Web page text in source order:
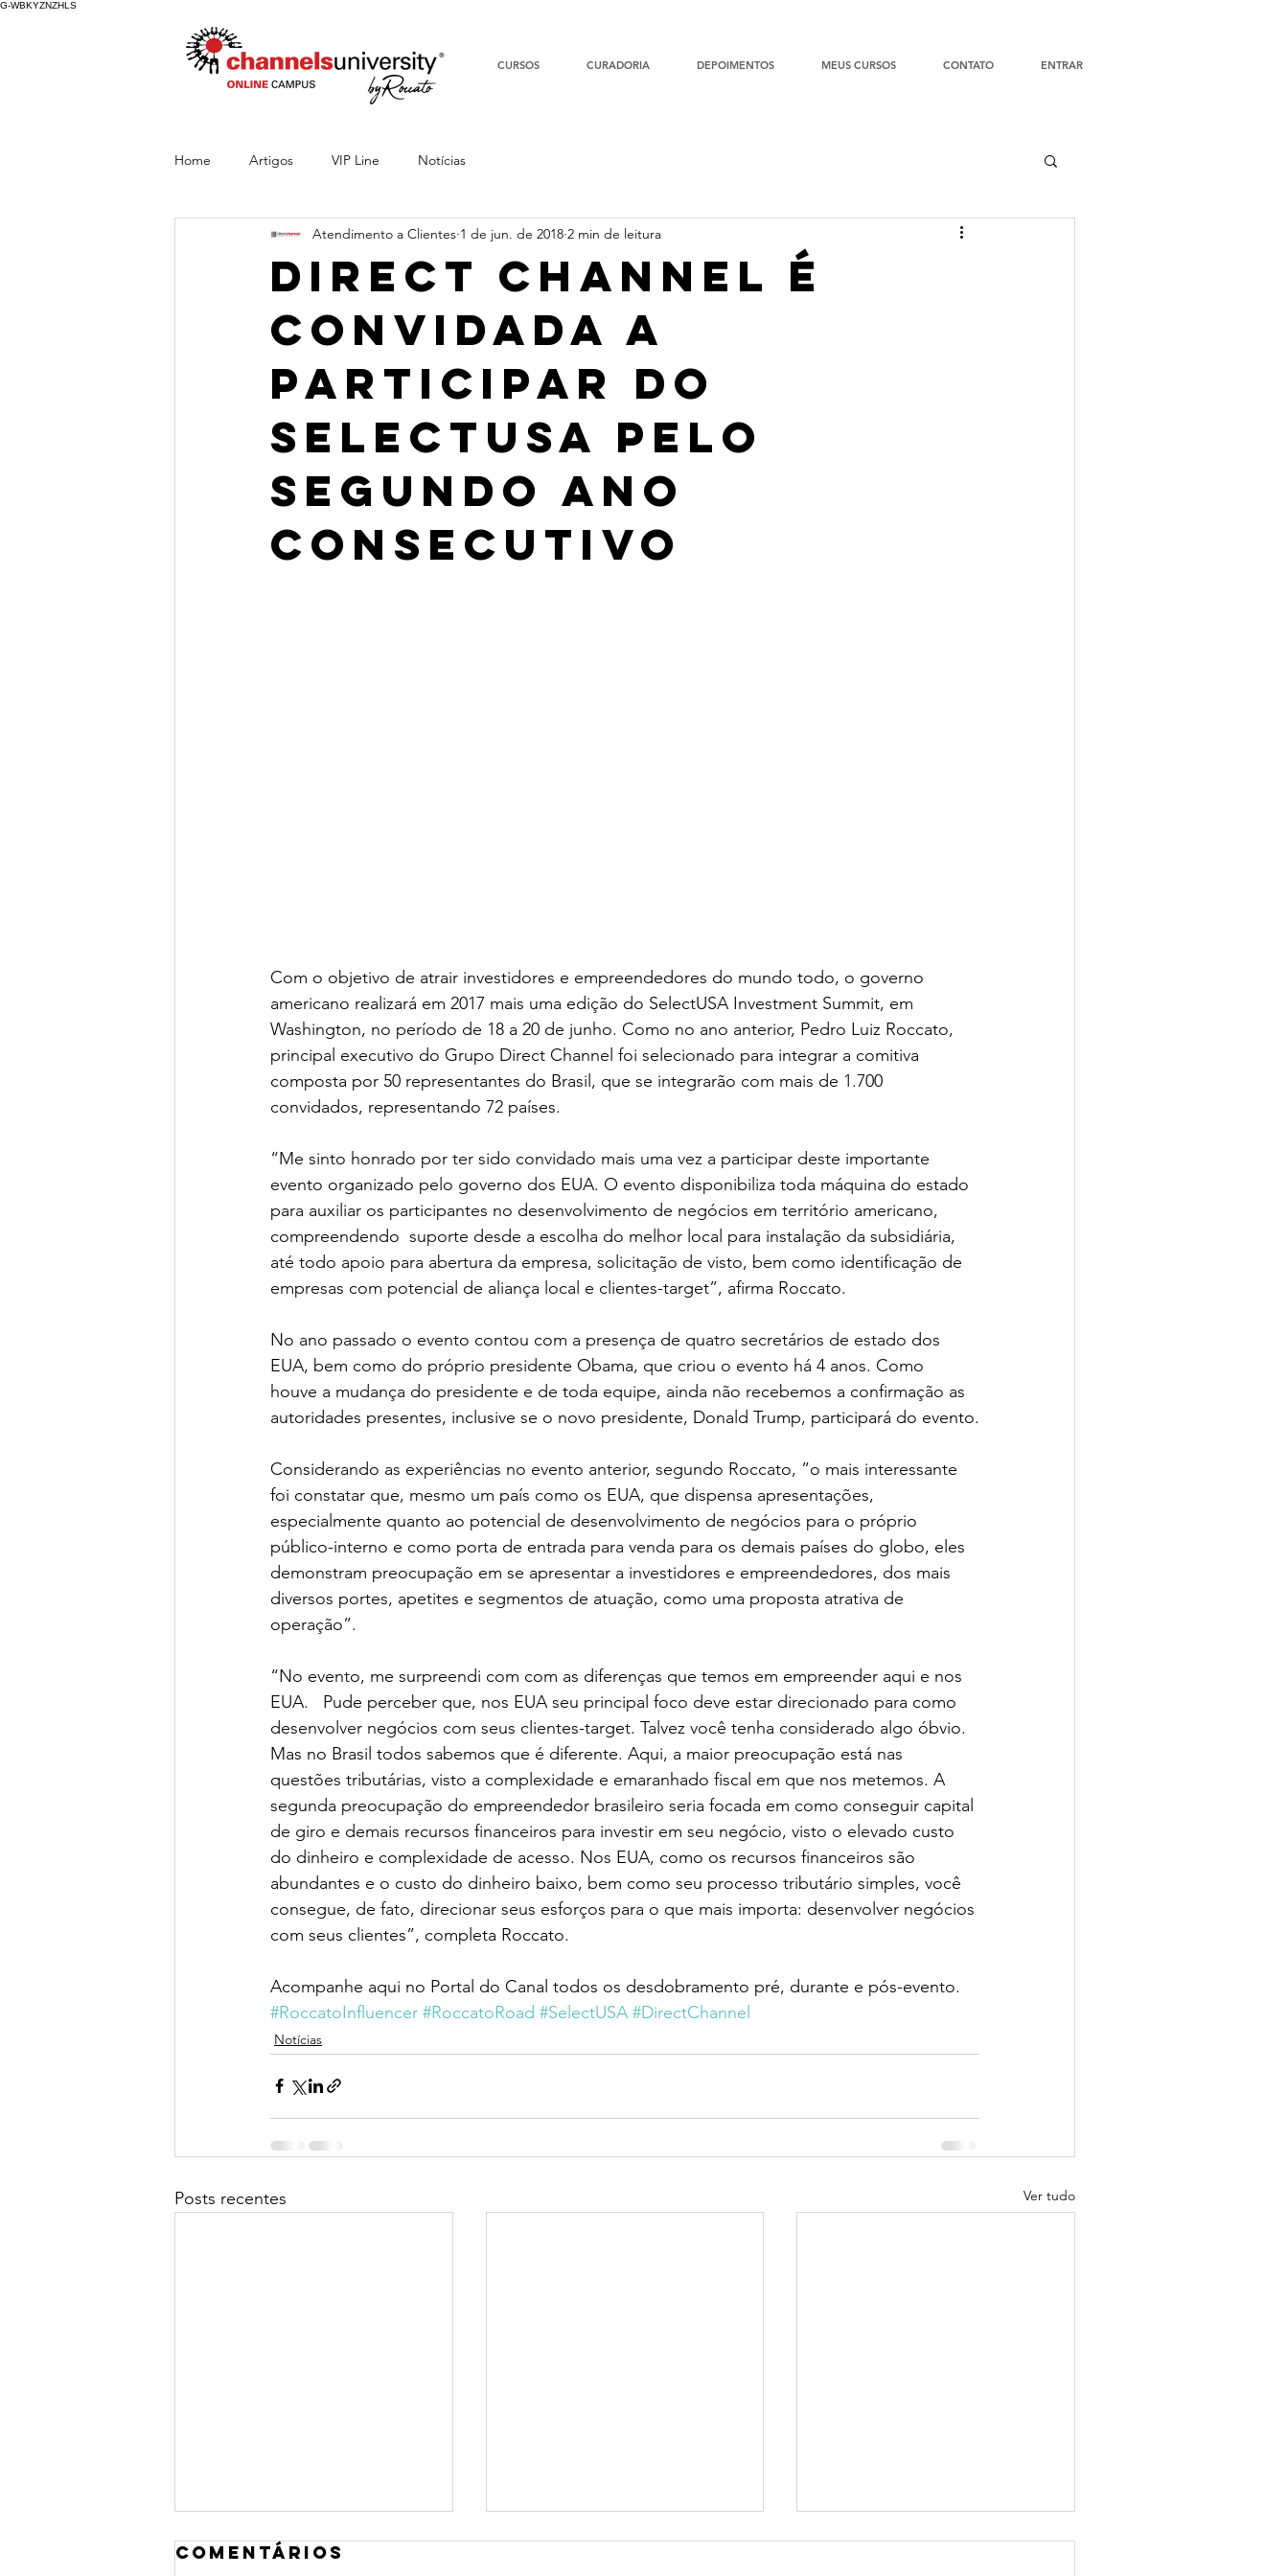
G-WBKYZNZHLS
CURSOS CURADORIA DEPOIMENTOS MEUS CURSOS CONTATO ENTRAR
Home Artigos VIP Line Notícias
Direct Channel é
convidada a
participar do
SelectUSA pelo
segundo ano
consecutivo
Atendimento a Clientes 1 de jun. de 2018 2 min de leitura
Com o objetivo de atrair investidores e empreendedores do mundo todo, o governo
americano realizará em 2017 mais uma edição do SelectUSA Investment Summit, em
Washington, no período de 18 a 20 de junho. Como no ano anterior, Pedro Luiz Roccato,
principal executivo do Grupo Direct Channel foi selecionado para integrar a comitiva
composta por 50 representantes do Brasil, que se integrarão com mais de 1.700
convidados, representando 72 países.
“Me sinto honrado por ter sido convidado mais uma vez a participar deste importante
evento organizado pelo governo dos EUA. O evento disponibiliza toda máquina do estado
para auxiliar os participantes no desenvolvimento de negócios em território americano,
compreendendo  suporte desde a escolha do melhor local para instalação da subsidiária,
até todo apoio para abertura da empresa, solicitação de visto, bem como identificação de
empresas com potencial de aliança local e clientes-target”, afirma Roccato.
No ano passado o evento contou com a presença de quatro secretários de estado dos
EUA, bem como do próprio presidente Obama, que criou o evento há 4 anos. Como
houve a mudança do presidente e de toda equipe, ainda não recebemos a confirmação as
autoridades presentes, inclusive se o novo presidente, Donald Trump, participará do evento.
Considerando as experiências no evento anterior, segundo Roccato, ”o mais interessante
foi constatar que, mesmo um país como os EUA, que dispensa apresentações,
especialmente quanto ao potencial de desenvolvimento de negócios para o próprio
público-interno e como porta de entrada para venda para os demais países do globo, eles
demonstram preocupação em se apresentar a investidores e empreendedores, dos mais
diversos portes, apetites e segmentos de atuação, como uma proposta atrativa de
operação”.
“No evento, me surpreendi com com as diferenças que temos em empreender aqui e nos
EUA.   Pude perceber que, nos EUA seu principal foco deve estar direcionado para como
desenvolver negócios com seus clientes-target. Talvez você tenha considerado algo óbvio.
Mas no Brasil todos sabemos que é diferente. Aqui, a maior preocupação está nas
questões tributárias, visto a complexidade e emaranhado fiscal em que nos metemos. A
segunda preocupação do empreendedor brasileiro seria focada em como conseguir capital
de giro e demais recursos financeiros para investir em seu negócio, visto o elevado custo
do dinheiro e complexidade de acesso. Nos EUA, como os recursos financeiros são
abundantes e o custo do dinheiro baixo, bem como seu processo tributário simples, você
consegue, de fato, direcionar seus esforços para o que mais importa: desenvolver negócios
com seus clientes”, completa Roccato.
Acompanhe aqui no Portal do Canal todos os desdobramento pré, durante e pós-evento.
#RoccatoInfluencer #RoccatoRoad #SelectUSA #DirectChannel
Notícias
Posts recentes Ver tudo
Comentários